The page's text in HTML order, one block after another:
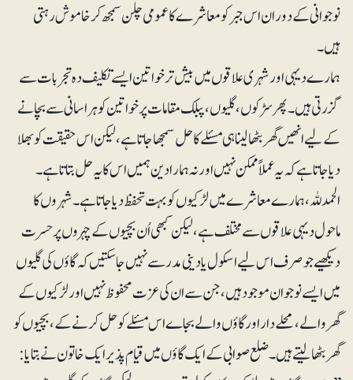
نوجوانی کے دوران اس جبر کو معاشرے کا عمومی چلن سمجھ کر خاموش رہتی
ہیں۔
ہمارے دیہی اور شہری علاقوں میں بیش تر خواتین ایسے تکلیف دہ تجربات سے
گزرتی ہیں۔ پھر سڑکوں، گلیوں، پبلک مقامات پر خواتین کو ہراسانی سے بچانے
کے لیے انھیں گھر بٹھا لینا ہی مسئلے کا حل سمجھا جاتا ہے، لیکن اس حقیقت کو بھلا
دیا جاتا ہے کہ یہ عملاً ممکن نہیں اور نہ ہمارا دین ہمیں اس کا یہ حل بتاتا ہے۔
الحمدللہ ، ہمارے معاشرے میں لڑکیوں کو بہت تحفظ دیا جاتا ہے۔ شہروں کا
ماحول دیہی علاقوں سے مختلف ہے، لیکن کبھی اُن بچیوں کے چہروں پر حسرت
دیکھیے جو صرف اس لیے اسکول یا دینی مدرسے نہیں جا سکتیں کہ گاؤں کی گلیوں
میں ایسے نوجوان موجود ہیں، جن سے ان کی عزت محفوظ نہیں اور لڑکیوں کے
گھر والے، محلے دار اور گاؤں والے بجاے اس مسئلے کو حل کرنے کے، بچیوں کو
گھر بٹھا لیتے ہیں۔ ضلع صوابی کے ایک گاؤں میں قیام پذیر ایک خاتون نے بتایا: